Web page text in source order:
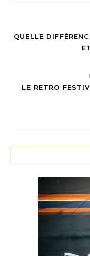
QUELLE
LE RETRO